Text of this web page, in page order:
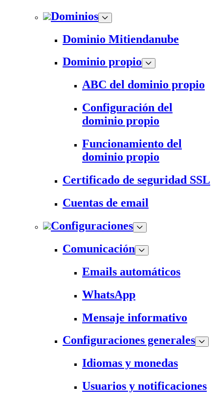
Dominios
Dominio Mitiendanube
Dominio propio
ABC del dominio propio
Configuración del
dominio propio
Funcionamiento del
dominio propio
Certificado de seguridad SSL
Cuentas de email
Configuraciones
Comunicación
Emails automáticos
WhatsApp
Mensaje informativo
Configuraciones generales
Idiomas y monedas
Usuarios y notificaciones